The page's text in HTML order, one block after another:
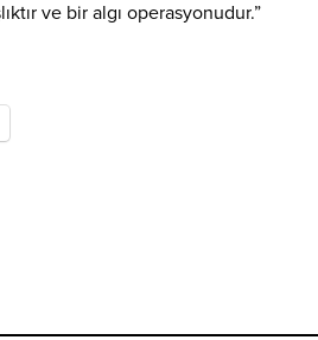
ve bir algı operasyonudur.”